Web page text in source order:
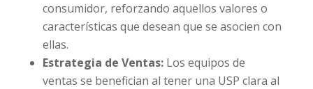
consumidor, reforzando aquellos valores o
características que desean que se asocien con
ellas.
Estrategia de Ventas:Los equipos de
ventas se benefician al tener una USP clara al